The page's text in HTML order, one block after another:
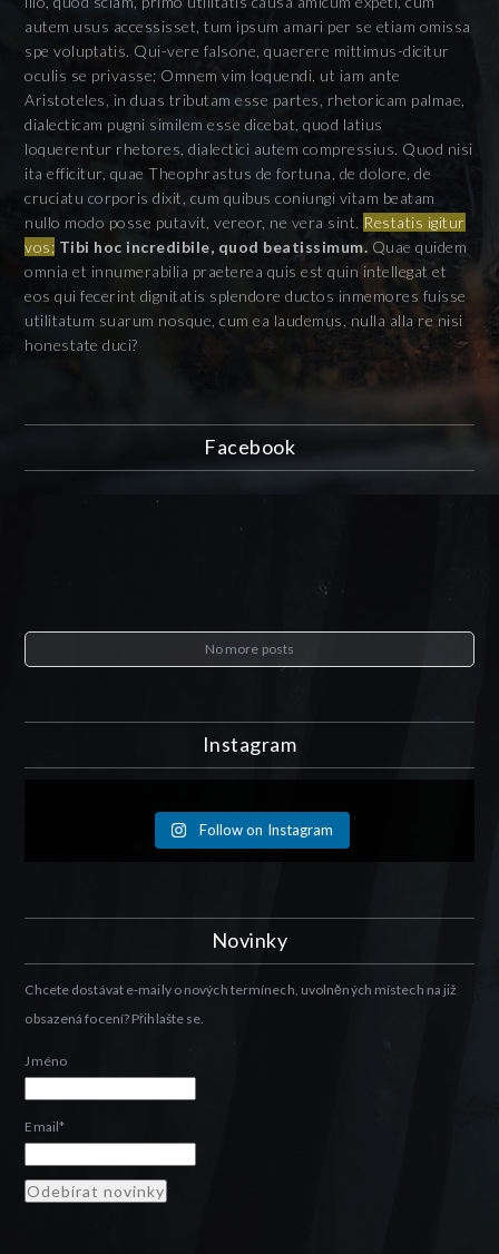
autem usus accessisset, tum ipsum amari per se etiam omissa
spe voluptatis. Qui-vere falsone, quaerere mittimus-dicitur
oculis se privasse; Omnem vim loquendi, ut iam ante
Aristoteles, in duas tributam esse partes, rhetoricam palmae,
dialecticam pugni similem esse dicebat, quod latius
loquerentur rhetores, dialectici autem compressius. Quod nisi
ita efficitur, quae Theophrastus de fortuna, de dolore, de
cruciatu corporis dixit, cum quibus coniungi vitam beatam
nullo modo posse putavit, vereor, ne vera sint. Restatis igitur
vos; Tibi hoc incredibile, quod beatissimum. Quae quidem
omnia et innumerabilia praeterea quis est quin intellegat et
eos qui fecerint dignitatis splendore ductos inmemores fuisse
utilitatum suarum nosque, cum ea laudemus, nulla alla re nisi
honestate duci?
Facebook
No more posts
Instagram
Follow on Instagram
Novinky
Chcete dostávat e-maily o nových termínech, uvolněných místech na již
obsazená focení? Přihlašte se.
Jméno
Email*